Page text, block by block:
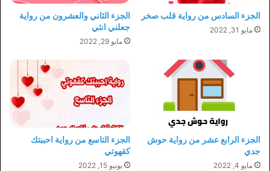
الجزء السادس من رواية قلب صخر
مايو 31, 2022
الجزء الثاني والعشرون من رواية
جعلني انثي
مايو 29, 2022
الجزء الرابع عشر من رواية حوش
جدي
مايو 4, 2022
الجزء التاسع من رواية احببتك
كقهوتي
يونيو 15, 2022